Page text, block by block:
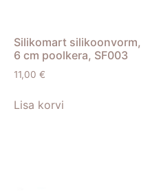
Silikomart silikoonvorm,
6 cm poolkera, SF003
11,00 €
Lisa korvi